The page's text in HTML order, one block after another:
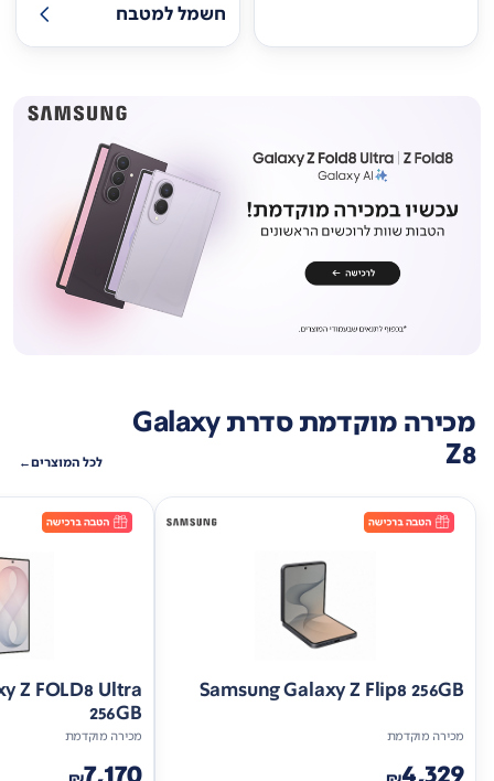
חשמל למטבח
מכירה מוקדמת סדרת Galaxy
Z8 לכל המוצרים
Samsung Galaxy Z Flip8 256GB
מכירה מוקדמת
Z FOLD8 Ultra
256GB
מכירה מוקדמת